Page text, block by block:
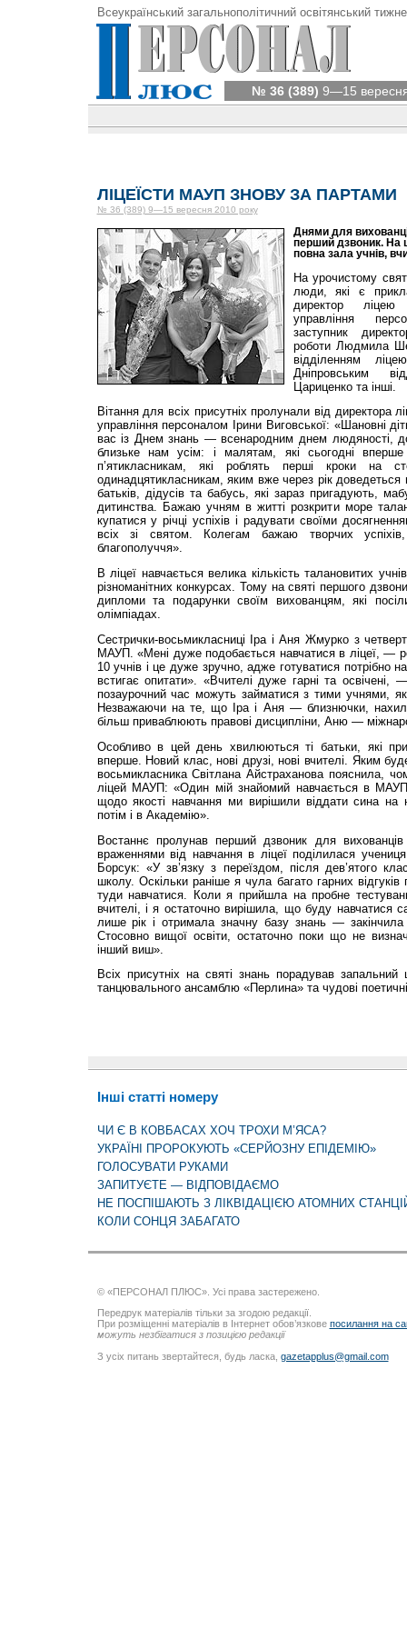
Всеукраїнський загальнополітичний освітянський
№ 36 (389) 9—15
ЛІЦЕЇСТИ МАУП ЗНОВУ ЗА ПАРТАМИ
№ 36 (389) 9—15 вересня 2010 року
Днями для
перший дзвоник. На
повна зала учнів,
На урочистому
люди, які є
директор ліцею
управління
заступник
роботи Людмила
відділенням
Дніпровським
Цариценко та інші.
Вітання для всіх присутніх пролунали від директора
управління персоналом Ірини Виговської: «Шановні
вас із Днем знань — всенародним днем людяності,
близьке нам усім: і малятам, які сьогодні
п’ятикласникам, які роблять перші кроки на
одинадцятикласникам, яким вже через рік доведеться
батьків, дідусів та бабусь, які зараз пригадують,
дитинства. Бажаю учням в житті розкрити море
купатися у річці успіхів і радувати своїми
всіх зі святом. Колегам бажаю творчих
благополуччя».
В ліцеї навчається велика кількість талановитих
різноманітних конкурсах. Тому на святі першого
дипломи та подарунки своїм вихованцям, які
олімпіадах.
Сестрички-восьмикласниці Іра і Аня Жмурко з
МАУП. «Мені дуже подобається навчатися в ліцеї, —
10 учнів і це дуже зручно, адже готуватися потрібно
встигає опитати». «Вчителі дуже гарні та
позаурочний час можуть займатися з тими учнями,
Незважаючи на те, що Іра і Аня — близнючки,
більш приваблюють правові дисципліни, Аню —
Особливо в цей день хвилюються ті батьки, які
вперше. Новий клас, нові друзі, нові вчителі. Яким
восьмикласника Світлана Айстраханова пояснила,
ліцей МАУП: «Один мій знайомий навчається в МАУП
щодо якості навчання ми вирішили віддати сина на
потім і в Академію».
Востаннє пролунав перший дзвоник для
враженнями від навчання в ліцеї поділилася
Борсук: «У зв’язку з переїздом, після дев’ятого
школу. Оскільки раніше я чула багато гарних
туди навчатися. Коли я прийшла на пробне
вчителі, і я остаточно вирішила, що буду навчатися
лише рік і отримала значну базу знань —
Стосовно вищої освіти, остаточно поки що не
інший виш».
Всіх присутніх на святі знань порадував запальний
танцювального ансамблю «Перлина» та чудові поетичні
Інші статті номеру
ЧИ Є В КОВБАСАХ ХОЧ ТРОХИ М’ЯСА?
УКРАЇНІ ПРОРОКУЮТЬ «СЕРЙОЗНУ ЕПІДЕМІЮ»
ГОЛОСУВАТИ РУКАМИ
ЗАПИТУЄТЕ — ВІДПОВІДАЄМО
НЕ ПОСПІШАЮТЬ З ЛІКВІДАЦІЄЮ АТОМНИХ
КОЛИ СОНЦЯ ЗАБАГАТО
© «ПЕРСОНАЛ ПЛЮС». Усі права застережено.
Передрук матеріалів тільки за згодою редакції.
При розміщенні матеріалів в Інтернет обов’язкове посилання на
можуть незбігатися з позицією редакції
З усіх питань звертайтеся, будь ласка, gazetapplus@gmail.com